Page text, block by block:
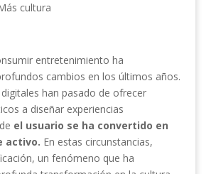
cultura
entretenimiento ha
cambios en los últimos años.
han pasado de ofrecer
a diseñar experiencias
el usuario se ha convertido en
activo. En estas circunstancias,
un fenómeno que ha